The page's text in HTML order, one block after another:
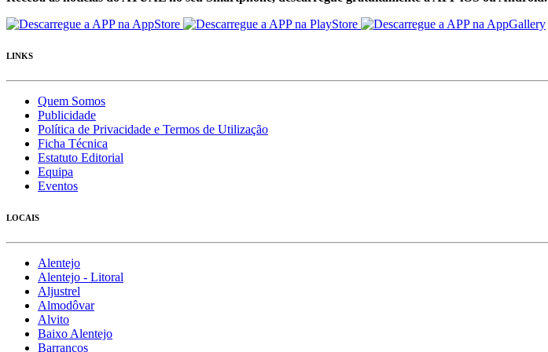
LINKS
Quem Somos
Publicidade
Política de Privacidade e Termos de Utilização
Ficha Técnica
Estatuto Editorial
Equipa
Eventos
LOCAIS
Alentejo
Alentejo - Litoral
Aljustrel
Almodôvar
Alvito
Baixo Alentejo
Barrancos